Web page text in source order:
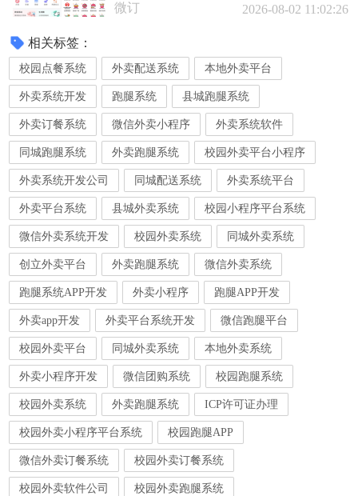
微订 2026-08-02 11:02:26
相关标签：
校园点餐系统 外卖配送系统 本地外卖平台
外卖系统开发 跑腿系统 县城跑腿系统
外卖订餐系统 微信外卖小程序 外卖系统软件
同城跑腿系统 外卖跑腿系统 校园外卖平台小程序
外卖系统开发公司 同城配送系统 外卖系统平台
外卖平台系统 县城外卖系统 校园小程序平台系统
微信外卖系统开发 校园外卖系统 同城外卖系统
创立外卖平台 外卖跑腿系统 微信外卖系统
跑腿系统APP开发 外卖小程序 跑腿APP开发
外卖app开发 外卖平台系统开发 微信跑腿平台
校园外卖平台 同城外卖系统 本地外卖系统
外卖小程序开发 微信团购系统 校园跑腿系统
校园外卖系统 外卖跑腿系统 ICP许可证办理
校园外卖小程序平台系统 校园跑腿APP
微信外卖订餐系统 校园外卖订餐系统
校园外卖软件公司 校园外卖跑腿系统